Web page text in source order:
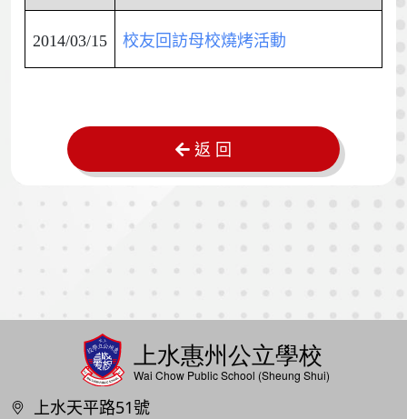
2014/03/15 校友回訪母校燒烤活動
返 回
上水天平路51號